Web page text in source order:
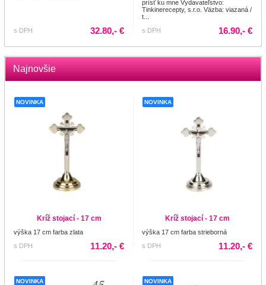
s DPH 32.80,- €
prísť ku mne Vydavateľstvo:
Tinkinerecepty, s.r.o. Väzba: viazaná /
t...
s DPH
16.90,- €
Najnovšie
NOVINKA
Kríž stojací - 17 cm
výška 17 cm farba zlata
s DPH
11.20,- €
NOVINKA
Kríž stojací - 17 cm
výška 17 cm farba strieborná
s DPH
11.20,- €
NOVINKA NOVINKA